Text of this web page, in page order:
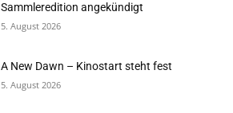
Sammleredition angekündigt
5. August 2026
A New Dawn – Kinostart steht fest
5. August 2026